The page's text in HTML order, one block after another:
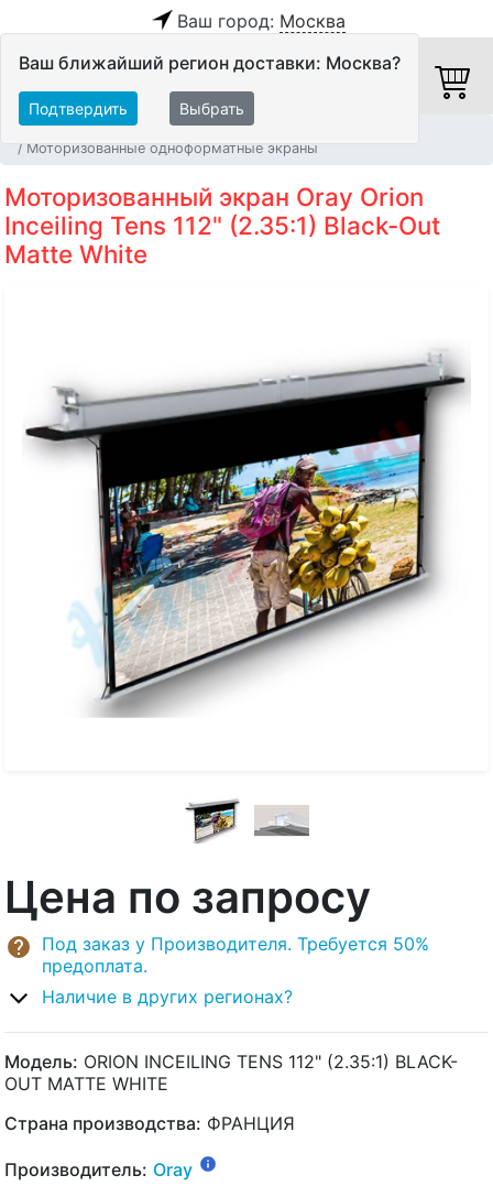
Ваш город: Москва
Ваш ближайший регион доставки: Москва?
Подтвердить Выбрать
Моторизованные одноформатные экраны
Моторизованный экран Oray Orion
Inceiling Tens 112" (2.35:1) Black-Out
Matte White
Цена по запросу
Под заказ у Производителя. Требуется 50%
предоплата.
Наличие в других регионах?
Модель: ORION INCEILING TENS 112" (2.35:1) BLACK-
OUT MATTE WHITE
Страна производства: ФРАНЦИЯ
Производитель: Oray